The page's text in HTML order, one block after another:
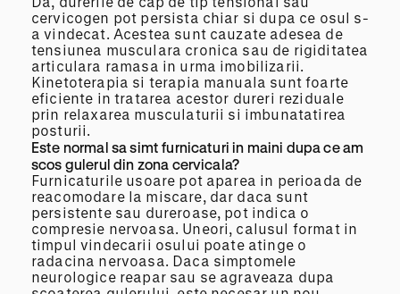
cervicogen pot persista chiar si dupa ce osul s-
a vindecat. Acestea sunt cauzate adesea de
tensiunea musculara cronica sau de rigiditatea
articulara ramasa in urma imobilizarii.
Kinetoterapia si terapia manuala sunt foarte
eficiente in tratarea acestor dureri reziduale
prin relaxarea musculaturii si imbunatatirea
posturii.
Este normal sa simt furnicaturi in maini dupa ce am
scos gulerul din zona cervicala?
Furnicaturile usoare pot aparea in perioada de
reacomodare la miscare, dar daca sunt
persistente sau dureroase, pot indica o
compresie nervoasa. Uneori, calusul format in
timpul vindecarii osului poate atinge o
radacina nervoasa. Daca simptomele
neurologice reapar sau se agraveaza dupa